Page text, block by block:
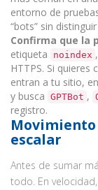
entorno de
“bots” sin
Confirma que la
etiqueta
noindex
HTTPS. Si
entran a tu sitio,
y busca GPTBot ,
registro.
Movimiento
escalar
Antes de sumar
todo. En